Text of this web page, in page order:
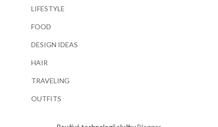
LIFESTYLE
FOOD
DESIGN IDEAS
HAIR
TRAVELING
OUTFITS